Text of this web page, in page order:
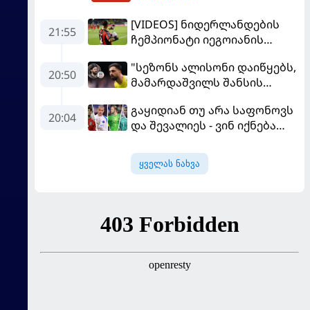
21:55
[VIDEOS] ნიდერლანდების
ჩემპიონატი იეგოიანის
MVP გახდა
20:50
"სეზონს ალისონი დაიწყებს,
მამარდაშვილს შანსის
მოთმინება სჭირდება,
რომელსაც 100%-ით
"ლივერპულის" ყოფილმა
მეკარემ
20:04
გაყიდიან თუ არა საფონოვს
და შევალიეს - ვინ იქნება
ყველას ნახვა